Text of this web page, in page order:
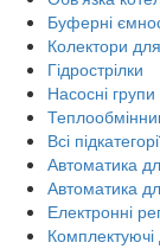
Буферні
Колектори
Гідрострілки
Насосні групи
Всі
Автоматика
Автоматика
Електронні
Комплектуючі